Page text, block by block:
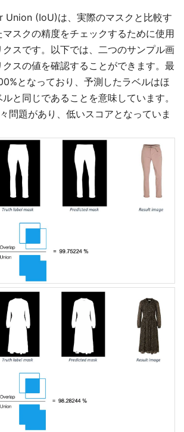
(IoU)は、実際のマスクと比較す
スクの精度をチェックするために使用
クスです。以下では、二つのサンプル画
スの値を確認することができます。最
となっており、予測したラベルはほ
と同じであることを意味しています。
問題があり、低いスコアとなっていま